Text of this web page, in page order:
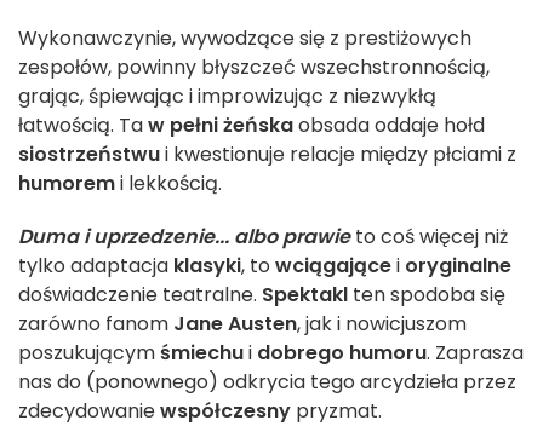
Wykonawczynie, wywodzące się z prestiżowych
zespołów, powinny błyszczeć wszechstronnością,
grając, śpiewając i improwizując z niezwykłą
łatwością. Taw pełni żeńskaobsada oddaje hołd
siostrzeństwui kwestionuje relacje między płciami z
humoremi lekkością.
Duma i uprzedzenie... albo prawieto coś więcej niż
tylko adaptacja klasyki, to wciągającei oryginalne
doświadczenie teatralne. Spektakl ten spodoba się
zarówno fanom Jane Austen, jak i nowicjuszom
poszukującymśmiechui dobrego humoru. Zaprasza
nas do (ponownego) odkrycia tego arcydzieła przez
zdecydowaniewspółczesny pryzmat.